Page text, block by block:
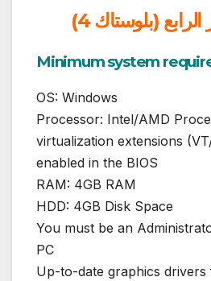
(بلوستاك 4)
Minimum system
OS: Windows
Processor: Intel/AMD
virtualization extensions
enabled in the BIOS
RAM: 4GB RAM
HDD: 4GB Disk Space
You must be an
PC
Up-to-date graphics drivers